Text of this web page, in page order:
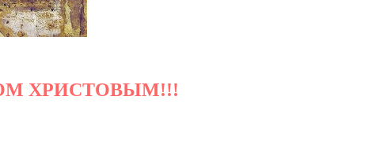
ХРИСТОВЫМ!!!